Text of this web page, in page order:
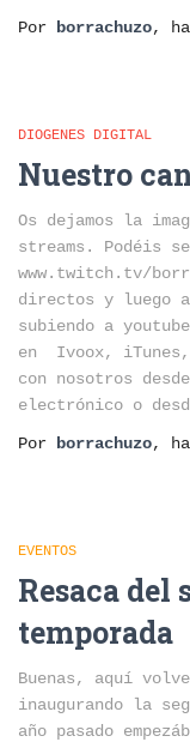
Por
borrachuzo,
DIOGENES DIGITAL
Nuestro
Os dejamos la
streams. Podéis
www.twitch.tv/
directos y luego
subiendo a
en Ivoox, iTunes,
con nosotros
electrónico o
Por
borrachuzo,
EVENTOS
Resaca del
temporada
Buenas, aquí
inaugurando la
año pasado